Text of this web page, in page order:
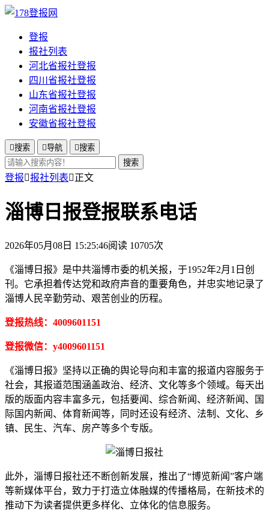
登报
报社列表
河北省报社登报
四川省报社登报
山东省报社登报
河南省报社登报
安徽省报社登报
搜索 导航 搜索
搜索
登报报社列表正文
淄博日报登报联系电话
2026年05月08日 15:25:46阅读 10705次
《淄博日报》是中共淄博市委的机关报，于1952年2月1日创
刊。它承担着传达党和政府声音的重要角色，并忠实地记录了
淄博人民辛勤劳动、艰苦创业的历程。
登报热线：4009601151
登报微信：y4009601151
《淄博日报》坚持以正确的舆论导向和丰富的报道内容服务于
社会，其报道范围涵盖政治、经济、文化等多个领域。每天出
版的版面内容丰富多元，包括要闻、综合新闻、经济新闻、国
际国内新闻、体育新闻等，同时还设有经济、法制、文化、乡
镇、民生、汽车、房产等多个专版。
此外，淄博日报社还不断创新发展，推出了“博览新闻”客户端
等新媒体平台，致力于打造立体融媒的传播格局，在新技术的
推动下为读者提供更多样化、立体化的信息服务。